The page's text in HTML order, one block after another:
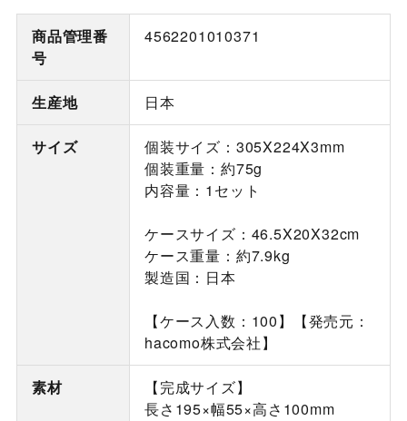
商品管理番
号
4562201010371
生産地 日本
サイズ
個装サイズ：305X224X3mm
個装重量：約75g
内容量：1セット
ケースサイズ：46.5X20X32cm
ケース重量：約7.9kg
製造国：日本
【ケース入数：100】【発売元：
hacomo株式会社】
素材
【完成サイズ】
長さ195×幅55×高さ100mm